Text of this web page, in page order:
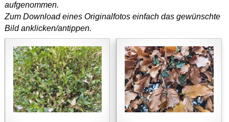
aufgenommen.
Zum Download eines Originalfotos einfach das gewünschte
Bild anklicken/antippen.